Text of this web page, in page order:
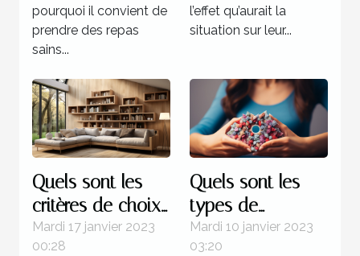
pourquoi il convient de
prendre des repas
sains...
l’effet qu’aurait la
situation sur leur...
Quels sont les
critères de choix
d’une étagère
Mardi 17 janvier 2023
00:28
Quels sont les
types de
formation pour
Mardi 10 janvier 2023
03:20